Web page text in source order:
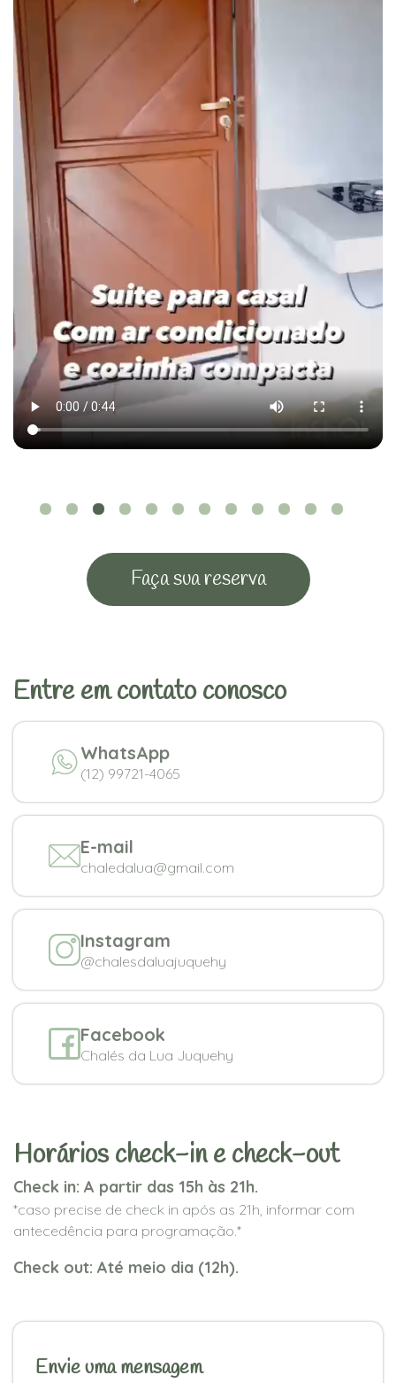
Faça sua reserva
Entre em contato conosco
WhatsApp
(12) 99721-4065
E-mail
chaledalua@gmail.com
Instagram
@chalesdaluajuquehy
Facebook
Chalés da Lua Juquehy
Horários check-in e check-out
Check in: A partir das 15h às 21h.
*caso precise de check in após as 21h, informar com
antecedência para programação.*
Check out: Até meio dia (12h).
Envie uma mensagem